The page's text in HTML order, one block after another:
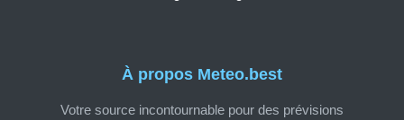
À propos Meteo.best
Votre source incontournable pour des prévisions